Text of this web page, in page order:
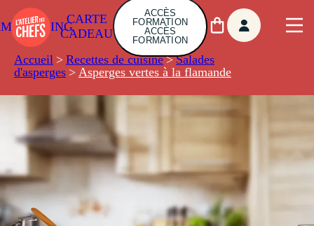
CARTE
CADEAU
ACCÈS
FORMATION
ACCÈS
FORMATION
Accueil > Recettes de cuisine > Salades
d'asperges > Asperges vertes à la flamande